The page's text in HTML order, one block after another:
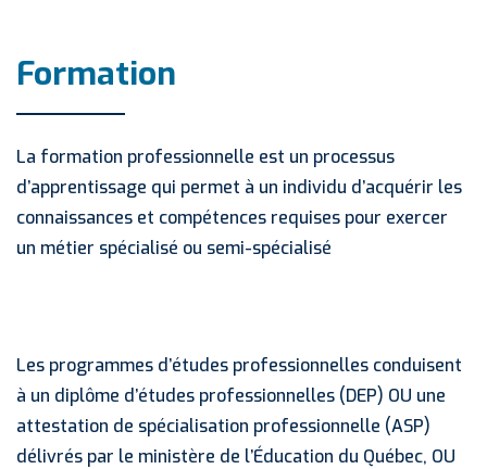
Formation
La formation professionnelle est un processus
d’apprentissage qui permet à un individu d’acquérir les
connaissances et compétences requises pour exercer
un métier spécialisé ou semi-spécialisé
Les programmes d’études professionnelles conduisent
à un diplôme d’études professionnelles (DEP) OU une
attestation de spécialisation professionnelle (ASP)
délivrés par le ministère de l’Éducation du Québec, OU